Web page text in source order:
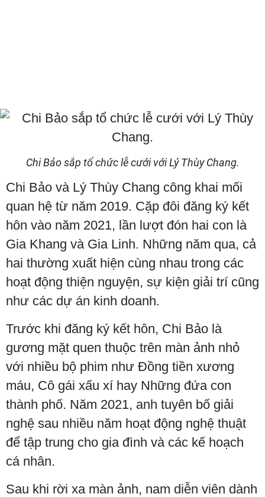
Chi Bảo sắp tổ chức lễ cưới với Lý Thùy Chang.
Chi Bảo và Lý Thùy Chang công khai mối
quan hệ từ năm 2019. Cặp đôi đăng ký kết
hôn vào năm 2021, lần lượt đón hai con là
Gia Khang và Gia Linh. Những năm qua, cả
hai thường xuất hiện cùng nhau trong các
hoạt động thiện nguyện, sự kiện giải trí cũng
như các dự án kinh doanh.
Trước khi đăng ký kết hôn, Chi Bảo là
gương mặt quen thuộc trên màn ảnh nhỏ
với nhiều bộ phim như Đồng tiền xương
máu, Cô gái xấu xí hay Những đứa con
thành phố. Năm 2021, anh tuyên bố giải
nghệ sau nhiều năm hoạt động nghệ thuật
để tập trung cho gia đình và các kế hoạch
cá nhân.
Sau khi rời xa màn ảnh, nam diễn viên dành